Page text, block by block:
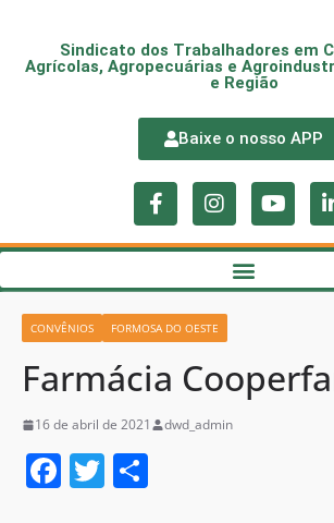
Sindicato dos Trabalhadores em
Agrícolas, Agropecuárias e
e Região
Baixe o nosso APP
CONVÊNIOS FORMOSA DO OESTE
Farmácia
16 de abril de 2021 dwd_admin
F T